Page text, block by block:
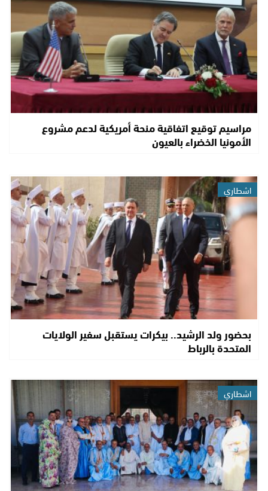
مراسيم توقيع اتفاقية منحة أمريكية لدعم مشروع
الأمونيا الخضراء بالعيون
اشطاري
بحضور ولد الرشيد.. بيكرات يستقبل سفير الولايات
المتحدة بالرباط
اشطاري